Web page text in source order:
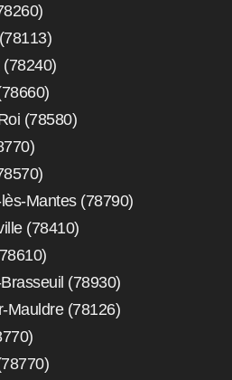
(78580)
Mantes (78790)
(78410)
(78930)
Mauldre (78126)